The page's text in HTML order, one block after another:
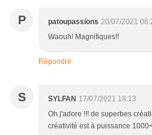
P patoupassions 20/07/2021
Waouh! Magnifiques!!
Répondre
S SYLFAN 17/07/2021 18:13
Oh j'adore !!! de superbes
créativité est à puissance